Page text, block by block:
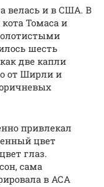
велась и в США. В
Томаса и
шесть
две капли
от Ширли и
привлекал
цвет
глаз.
сама
в АСА